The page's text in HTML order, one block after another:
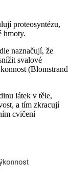
proteosyntézu,
hmoty.
naznačují, že
svalové
(Blomstrand
látek v těle,
a tím zkracují
cvičení